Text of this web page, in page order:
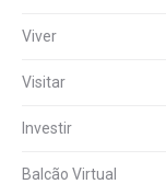
Viver
Visitar
Investir
Balcão Virtual